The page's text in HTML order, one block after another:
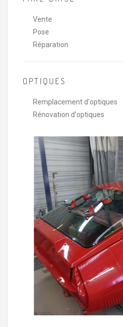
Vente
Pose
Réparation
OPTIQUES
Remplacement d'optiques
Rénovation d'optiques